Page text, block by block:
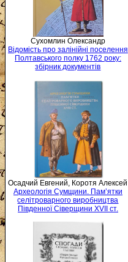
Сухомлин Олександр
Відомість про залінійні поселення
Полтавського полку 1762 року:
збірник документів
Осадчий Евгений, Коротя Алексей
Археологія Сумщини. Пам’ятки
селітроварного виробництва
Південної Сіверщини XVII ст.